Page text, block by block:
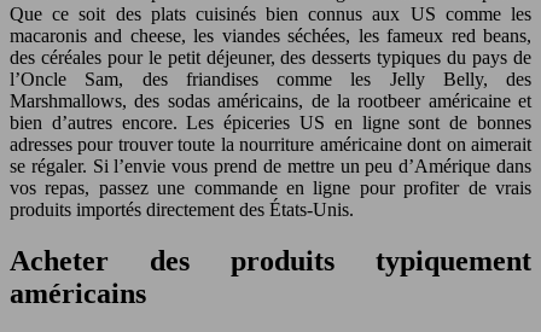
Que ce soit des plats cuisinés bien connus aux US comme les
macaronis and cheese, les viandes séchées, les fameux red beans,
des céréales pour le petit déjeuner, des desserts typiques du pays de
l’Oncle Sam, des friandises comme les Jelly Belly, des
Marshmallows, des sodas américains, de la rootbeer américaine et
bien d’autres encore. Les épiceries US en ligne sont de bonnes
adresses pour trouver toute la nourriture américaine dont on aimerait
se régaler. Si l’envie vous prend de mettre un peu d’Amérique dans
vos repas, passez une commande en ligne pour profiter de vrais
produits importés directement des États-Unis.
Acheter des produits typiquement
américains